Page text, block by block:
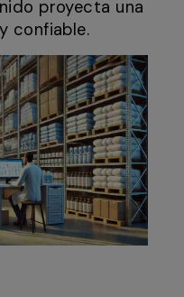
proyecta una
confiable.